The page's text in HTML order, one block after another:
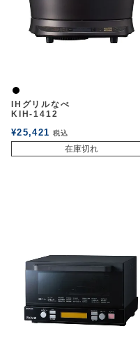
黒
IHグリルなべ
KIH-1412
¥25,421 税込
在庫切れ